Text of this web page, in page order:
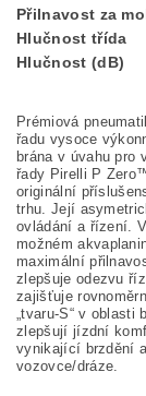
Přilnavost za
Hlučnost třída
Hlučnost (dB)
Prémiová
řadu vysoce
brána v úvahu pro
řady Pirelli P
originální
trhu. Její
ovládání a řízení.
možném
maximální
zlepšuje odezvu
zajišťuje
„tvaru-S“ v oblasti
zlepšují jízdní
vynikající brzdění
vozovce/dráze.